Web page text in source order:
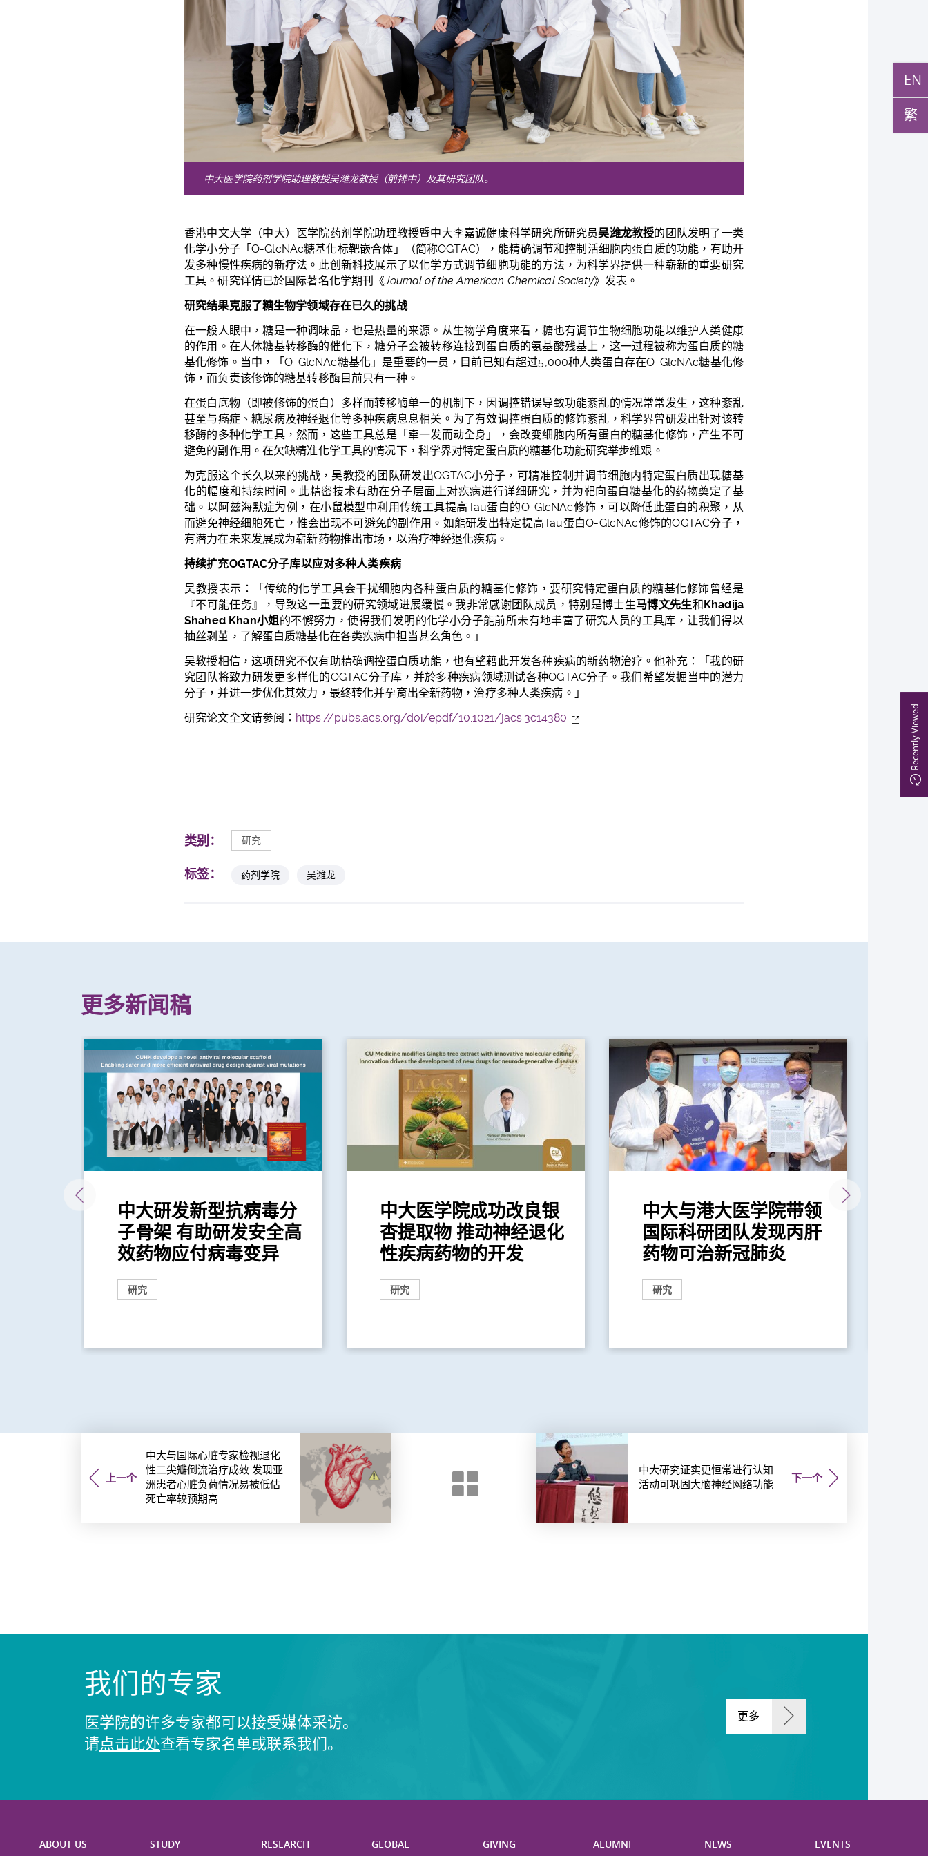
Recently Viewed
EN
繁
中大医学院药剂学院助理教授吴潍龙教授（前排中）及其研究团队。
香港中文大学（中大）医学院药剂学院助理教授暨中大李嘉诚健康科学研究所研究员吴潍龙教授的团队发明了一类
化学小分子「O-GlcNAc糖基化标靶嵌合体」（简称OGTAC），能精确调节和控制活细胞内蛋白质的功能，有助开
发多种慢性疾病的新疗法。此创新科技展示了以化学方式调节细胞功能的方法，为科学界提供一种崭新的重要研究
工具。研究详情已於国际著名化学期刊《Journal of the American Chemical Society》发表。
研究结果克服了糖生物学领域存在已久的挑战
在一般人眼中，糖是一种调味品，也是热量的来源。从生物学角度来看，糖也有调节生物细胞功能以维护人类健康
的作用。在人体糖基转移酶的催化下，糖分子会被转移连接到蛋白质的氨基酸残基上，这一过程被称为蛋白质的糖
基化修饰。当中，「O-GlcNAc糖基化」是重要的一员，目前已知有超过5,000种人类蛋白存在O-GlcNAc糖基化修
饰，而负责该修饰的糖基转移酶目前只有一种。
在蛋白底物（即被修饰的蛋白）多样而转移酶单一的机制下，因调控错误导致功能紊乱的情况常常发生，这种紊乱
甚至与癌症、糖尿病及神经退化等多种疾病息息相关。为了有效调控蛋白质的修饰紊乱，科学界曾研发出针对该转
移酶的多种化学工具，然而，这些工具总是「牵一发而动全身」，会改变细胞内所有蛋白的糖基化修饰，产生不可
避免的副作用。在欠缺精准化学工具的情况下，科学界对特定蛋白质的糖基化功能研究举步维艰。
为克服这个长久以来的挑战，吴教授的团队研发出OGTAC小分子，可精准控制并调节细胞内特定蛋白质出现糖基
化的幅度和持续时间。此精密技术有助在分子层面上对疾病进行详细研究，并为靶向蛋白糖基化的药物奠定了基
础。以阿兹海默症为例，在小鼠模型中利用传统工具提高Tau蛋白的O-GlcNAc修饰，可以降低此蛋白的积聚，从
而避免神经细胞死亡，惟会出现不可避免的副作用。如能研发出特定提高Tau蛋白O-GlcNAc修饰的OGTAC分子，
有潜力在未来发展成为崭新药物推出市场，以治疗神经退化疾病。
持续扩充OGTAC分子库以应对多种人类疾病
吴教授表示：「传统的化学工具会干扰细胞内各种蛋白质的糖基化修饰，要研究特定蛋白质的糖基化修饰曾经是
『不可能任务』，导致这一重要的研究领域进展缓慢。我非常感谢团 队成员，特别是博士生马博文先生和Khadija
Shahed Khan小姐的不懈努力，使得我们发明的化学小分子能前所未有地丰富了研究人员的工具库，让我们得以
抽丝剥茧，了解蛋白质糖基化在各类疾病中担当甚么角色。」
吴教授相信，这项研究不仅有助精确调控蛋白质功能，也有望藉此开发各种疾病的新药物治疗。他补充：「我的研
究团队将致力研发更多样化的OGTAC分子库，并於多种疾病领域测试各种OGTAC分子。我们希望发掘当中的潜力
分子，并进一步优化其效力，最终转化并孕育出全新药物，治疗多种人类疾病。」
研究论文全文请参阅： https://pubs.acs.org/doi/epdf/10.1021/jacs.3c14380
类别： 研究
标签： 药剂学院 吴潍龙
更多新闻稿
中大研发新型抗病毒分
子骨架 有助研发安全高
效药物应付病毒变异
研究
中大医学院成功改良银
杏提取物 推动神经退化
性疾病药物的开发
研究
中大与港大医学院带领
国际科研团队发现丙肝
药物可治新冠肺炎
研究
上一个
中大与国际心脏专家检视退化
性二尖瓣倒流治疗成效 发现亚
洲患者心脏负荷情况易被低估
死亡率较预期高
下一个
中大研究证实更恒常进行认知
活动可巩固大脑神经网络功能
我们的专家
医学院的许多专家都可以接受媒体采访。
请点击此处查看专家名单或联系我们。
更多
ABOUT US STUDY RESEARCH GLOBAL GIVING ALUMNI NEWS EVENTS